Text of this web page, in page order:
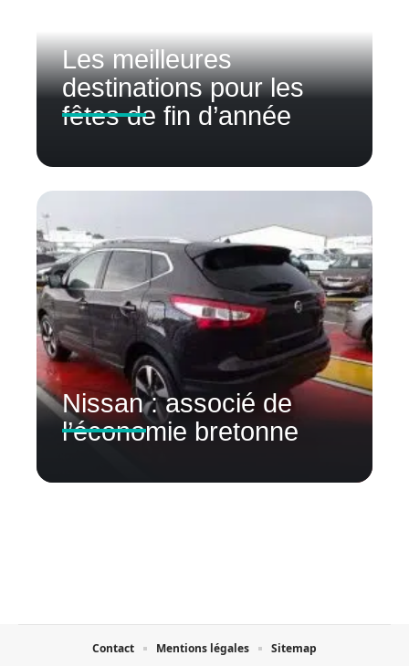
Les meilleures
destinations pour les
fêtes de fin d’année
Nissan : associé de
l’économie bretonne
Contact Mentions légales Sitemap